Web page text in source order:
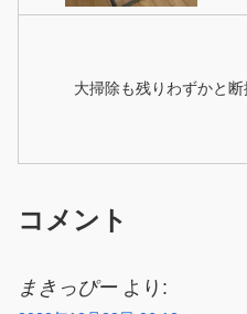
大掃除も残りわずかと断
コメント
まきっぴー より: